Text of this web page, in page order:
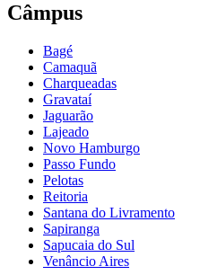
Câmpus
Bagé
Camaquã
Charqueadas
Gravataí
Jaguarão
Lajeado
Novo Hamburgo
Passo Fundo
Pelotas
Reitoria
Santana do Livramento
Sapiranga
Sapucaia do Sul
Venâncio Aires